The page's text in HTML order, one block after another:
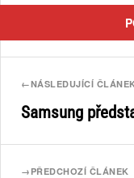
←NÁSLEDUJÍCÍ
Samsung
→ PŘEDCHOZÍ ČLÁNEK